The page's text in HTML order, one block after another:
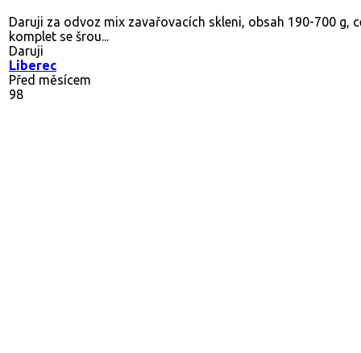
Daruji za odvoz mix zavařovacích skleni, obsah 190-700 g,
se šrou...
Daruji
Liberec
Před měsícem
98